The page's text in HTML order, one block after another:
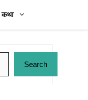
कथा
Search